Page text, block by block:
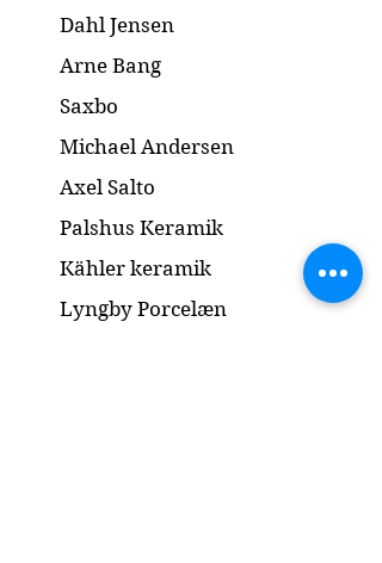
Dahl Jensen
Arne Bang
Saxbo
Michael Andersen
Axel Salto
Palshus Keramik
Kähler keramik
Lyngby Porcelæn